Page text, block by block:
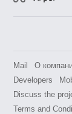
Mail О
Developers
Discuss the
Terms and